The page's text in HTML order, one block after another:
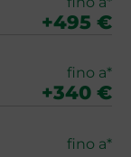
+495 €
fino a*
+340 €
fino a*